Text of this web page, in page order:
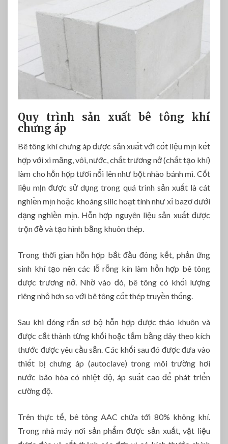
Quy trình sản xuất bê tông khí
chưng áp
Bê tông khí chưng áp được sản xuất với cốt liệu mịn kết
hợp với xi măng, vôi, nước, chất trương nở (chất tạo khí)
làm cho hỗn hợp tươi nổi lên như bột nhào bánh mì. Cốt
liệu mịn được sử dụng trong quá trình sản xuất là cát
nghiền mịn hoặc khoáng silic hoạt tính như xỉ bazơ dưới
dạng nghiền mịn. Hỗn hợp nguyên liệu sản xuất được
trộn đề và tạo hình bằng khuôn thép.
Trong thời gian hỗn hợp bắt đầu đông kết, phản ứng
sinh khí tạo nên các lỗ rỗng kín làm hỗn hợp bê tông
được trương nở. Nhờ vào đó, bê tông có khối lượng
riêng nhỏ hơn so với bê tông cốt thép truyền thống.
Sau khi đóng rắn sơ bộ hỗn hợp được tháo khuôn và
được cắt thành từng khối hoặc tấm bằng dây theo kích
thước được yêu cầu sẵn. Các khối sau đó được đưa vào
thiết bị chưng áp (autoclave) trong môi trường hơi
nước bão hòa có nhiệt độ, áp suất cao để phát triển
cường độ.
Trên thực tế, bê tông AAC chứa tới 80% không khí.
Trong nhà máy nơi sản phẩm được sản xuất, vật liệu